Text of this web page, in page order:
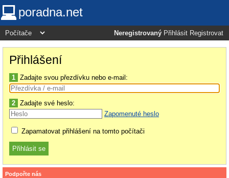
poradna.net
Neregistrovaný Přihlásit Registrovat
Přihlášení
1 Zadajte svou přezdívku nebo e-mail:
2 Zadajte své heslo:
Zapomenuté heslo
Zapamatovat přihlášení na tomto počítači
Podpořte nás